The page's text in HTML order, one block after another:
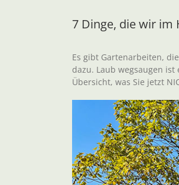
7 Dinge, die wir im
Es gibt Gartenarbeiten,
dazu. Laub wegsaugen
Übersicht, was Sie jetzt